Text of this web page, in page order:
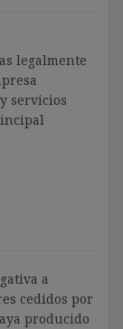
legalmente
servicios
a
cedidos por
producido